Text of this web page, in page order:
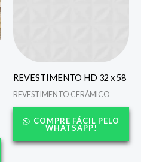
REVESTIMENTO HD 32 x 58
REVESTIMENTO CERÂMICO
COMPRE FÁCIL PELO
WHATSAPP!